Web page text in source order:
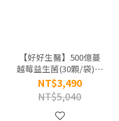
【好好生醫】500億蔓
越莓益生菌(30顆/袋)x3
入組| 理科太太 創辦品
牌 | A.A.無添加認證
NT$3,490
NT$5,040